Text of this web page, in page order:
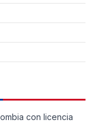
con licencia